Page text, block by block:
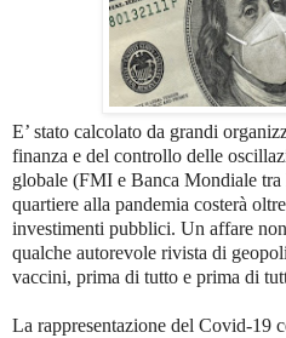
E’ stato calcolato da grandi
finanza e del controllo delle
globale (FMI e Banca Mondiale tra
quartiere alla pandemia costerà
investimenti pubblici. Un affare
qualche autorevole rivista di
vaccini, prima di tutto e prima di
La rappresentazione del Covid-19